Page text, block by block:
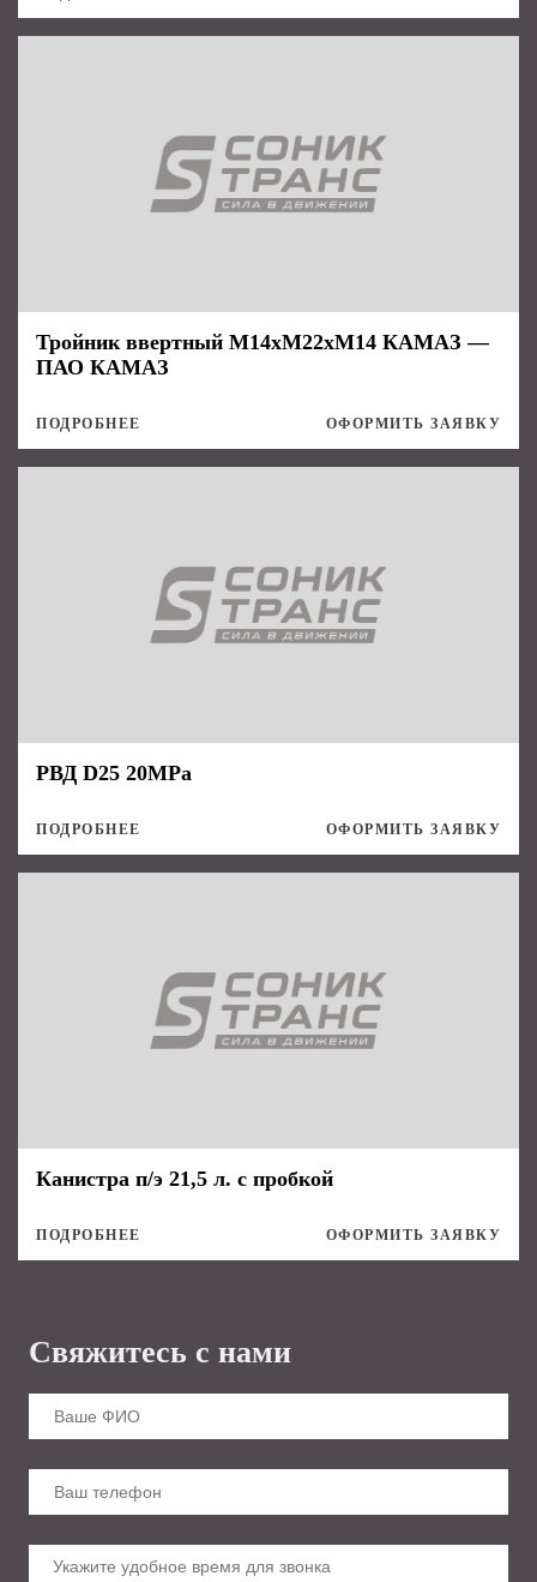
Тройник ввертный М14хМ22хМ14 КАМАЗ —
ПАО КАМАЗ
ПОДРОБНЕЕ ОФОРМИТЬ ЗАЯВКУ
РВД D25 20MPa
ПОДРОБНЕЕ ОФОРМИТЬ ЗАЯВКУ
Канистра п/э 21,5 л. с пробкой
ПОДРОБНЕЕ ОФОРМИТЬ ЗАЯВКУ
Свяжитесь с нами